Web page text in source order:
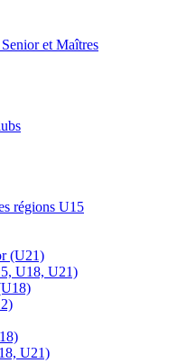
et Maîtres
régions U15
(U21)
U18, U21)
U21)